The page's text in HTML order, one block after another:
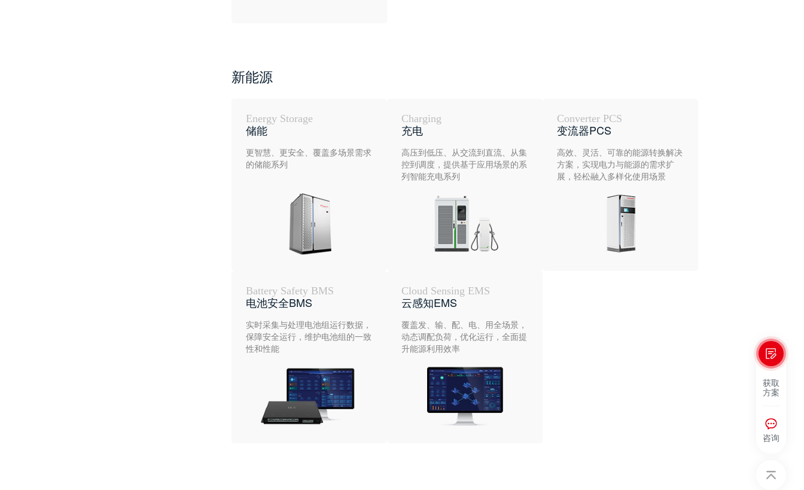
新能源
Energy Storage
储能
更智慧、更安全、覆盖多场景需求
的储能系列
Charging
充电
高压到低压、从交流到直流、从集
控到调度，提供基于应用场景的系
列智能充电系列
Converter PCS
变流器PCS
高效、灵活、可靠的能源转换解决
方案，实现电力与能源的需求扩
展，轻松融入多样化使用场景
Battery Safety BMS
电池安全BMS
实时采集与处理电池组运行数据，
保障安全运行，维护电池组的一致
性和性能
Cloud Sensing EMS
云感知EMS
覆盖发、输、配、电、用全场景，
动态调配负荷，优化运行，全面提
升能源利用效率
获取
方案
咨询